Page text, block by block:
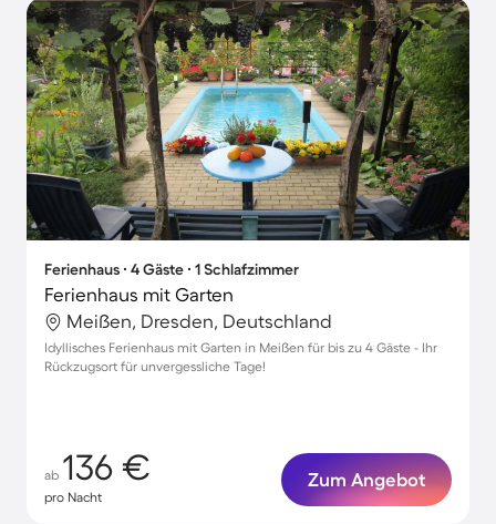
Ferienhaus ∙ 4 Gäste ∙ 1 Schlafzimmer
Ferienhaus mit Garten
Meißen, Dresden, Deutschland
Idyllisches Ferienhaus mit Garten in Meißen für bis zu 4 Gäste - Ihr
Rückzugsort für unvergessliche Tage!
ab 136 €
pro Nacht
Zum Angebot